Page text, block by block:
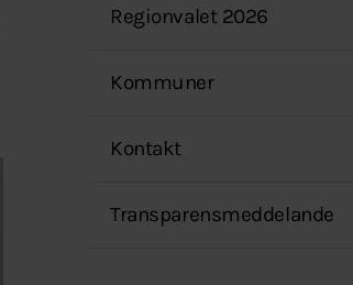
Regionvalet 2026
Kommuner
Kontakt
Transparensmeddelande